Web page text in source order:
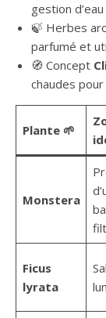
gestion
🍃 Herbes
parfumé et
🧭 Concept
chaudes
Plante 🌱
Monstera
Ficus
lyrata